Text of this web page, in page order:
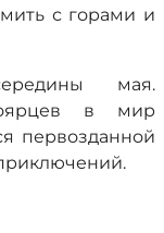
с горами и
мая.
в мир
первозданной